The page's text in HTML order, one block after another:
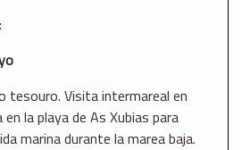
tesouro. Visita intermareal en
en la playa de As Xubias para
marina durante la marea baja.